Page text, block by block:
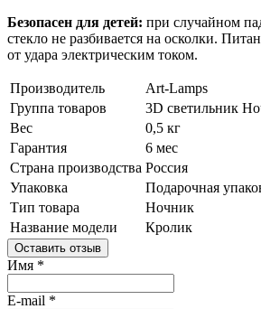
Безопасен для детей: при случайном
стекло не разбивается на осколки.
от удара электрическим током.
Производитель
Art-Lamps
Группа товаров
3D светильник
Вес
0,5 кг
Гарантия
6 мес
Страна производства Россия
Упаковка
Подарочная
Тип товара
Ночник
Название модели
Кролик
Оставить отзыв
Имя *
E-mail *